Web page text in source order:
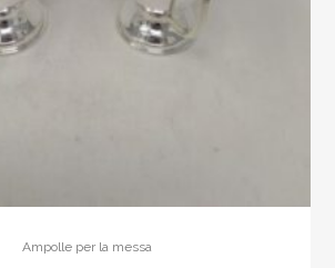
Ampolle per la messa